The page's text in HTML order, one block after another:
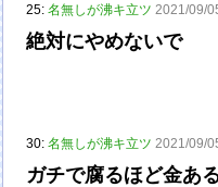
25:名無しが沸キ立ツ 2021/09/
絶対にやめないで
30:名無しが沸キ立ツ 2021/09/
ガチで腐るほど金あ